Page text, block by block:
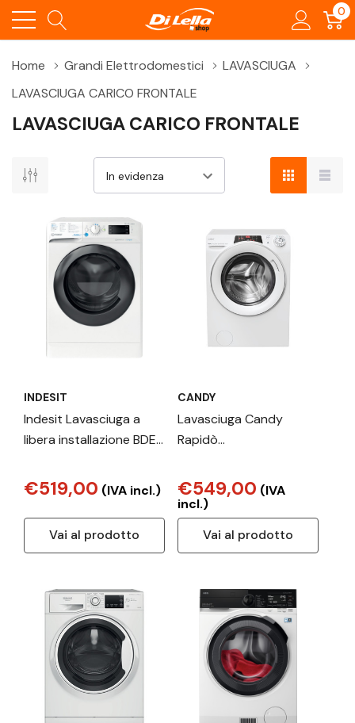
0
Home Grandi Elettrodomestici
LAVASCIUGA
LAVASCIUGA CARICO FRONTALE
LAVASCIUGA CARICO FRONTALE
INDESIT
Indesit Lavasciuga a
libera installazione BDE
96436 WKV IT
€519,00 (IVA incl.)
Vai al prodotto
CANDY
Lavasciuga Candy
Rapidò
kg, 1400 Giri/min, Classe
D, Motore Inverter,
Vapore, Wi-Fi, Bianco
€549,00 (IVA
incl.)
Vai al prodotto